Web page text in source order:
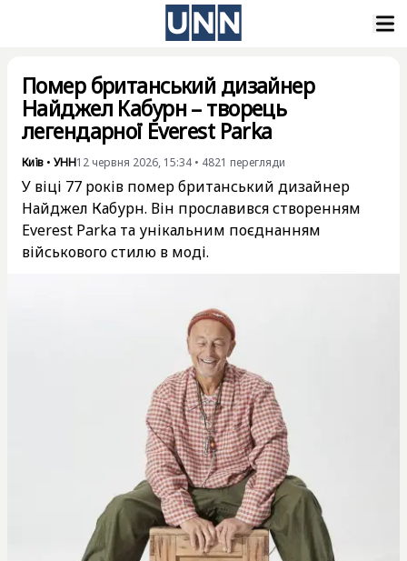
Помер британський дизайнер
Найджел Кабурн – творець
легендарної Everest Parka
Київ • УНН12 червня 2026, 15:34 • 4821 перегляди
У віці 77 років помер британський дизайнер
Найджел Кабурн. Він прославився створенням
Everest Parka та унікальним поєднанням
військового стилю в моді.